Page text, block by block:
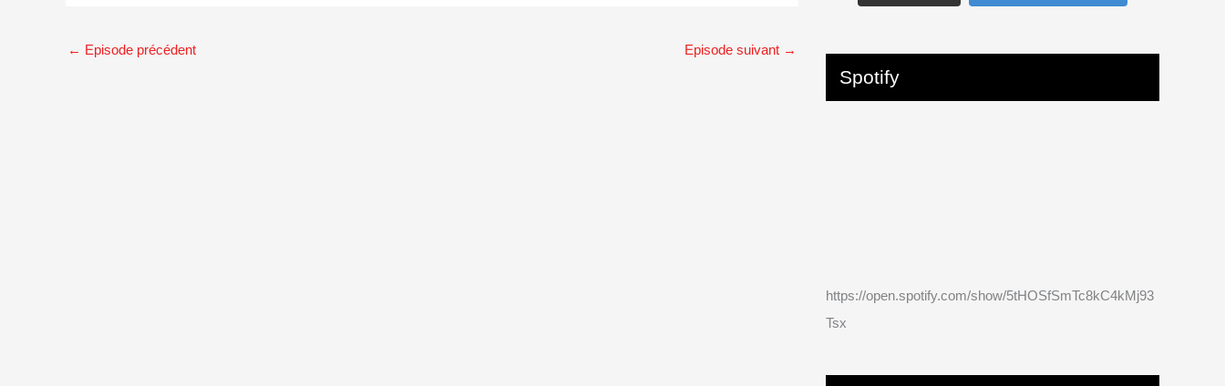
← Episode précédent Episode suivant →
Spotify
https://open.spotify.com/show/5tHOSfSmTc8kC4kMj93
Tsx